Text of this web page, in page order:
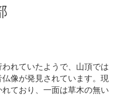
れていたようで、山頂では
像が発見されています。現
ており、一面は草木の無い